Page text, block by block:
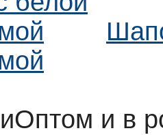
Оптом и в